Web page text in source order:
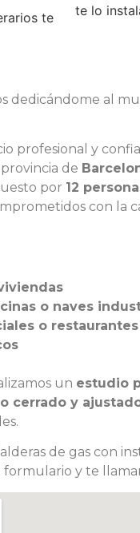
te
te lo
dedicándome al
profesional y
de
por 12
con la
o naves
o restaurantes
un estudio
cerrado y
de gas con
y te